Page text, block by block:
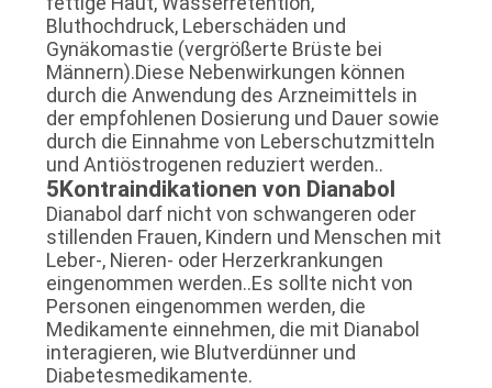
Bluthochdruck, Leberschäden und
Gynäkomastie (vergrößerte Brüste bei
Männern).Diese Nebenwirkungen können
durch die Anwendung des Arzneimittels in
der empfohlenen Dosierung und Dauer sowie
durch die Einnahme von Leberschutzmitteln
und Antiöstrogenen reduziert werden..
5Kontraindikationen von Dianabol
Dianabol darf nicht von schwangeren oder
stillenden Frauen, Kindern und Menschen mit
Leber-, Nieren- oder Herzerkrankungen
eingenommen werden..Es sollte nicht von
Personen eingenommen werden, die
Medikamente einnehmen, die mit Dianabol
interagieren, wie Blutverdünner und
Diabetesmedikamente.